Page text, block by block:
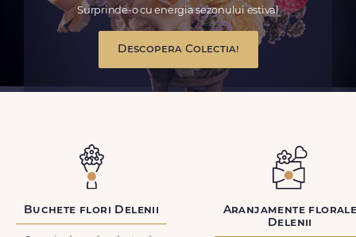
Surprinde-o cu energia sezonului estival
Descopera Colectia!
Buchete flori Delenii
Aranjamente
Delenii